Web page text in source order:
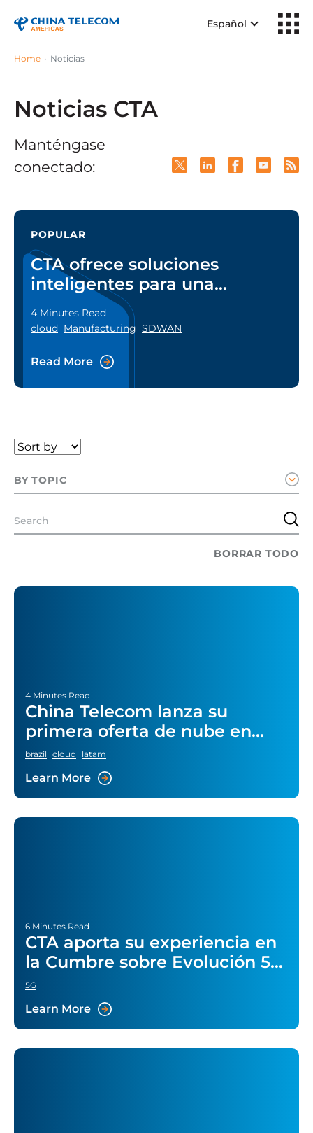
Español
Home Noticias
Noticias CTA
Manténgase
conectado:
POPULAR
CTA ofrece soluciones
inteligentes para una
fabricación inteligente
4 Minutes Read
cloud Manufacturing SDWAN
Read More
BY TOPIC
BORRAR TODO
4 Minutes Read
China Telecom lanza su
primera oferta de nube en
Brasil
brazil cloud latam
Learn More
6 Minutes Read
CTA aporta su experiencia en
la Cumbre sobre Evolución 5G
de TelecomTV
5G
Learn More